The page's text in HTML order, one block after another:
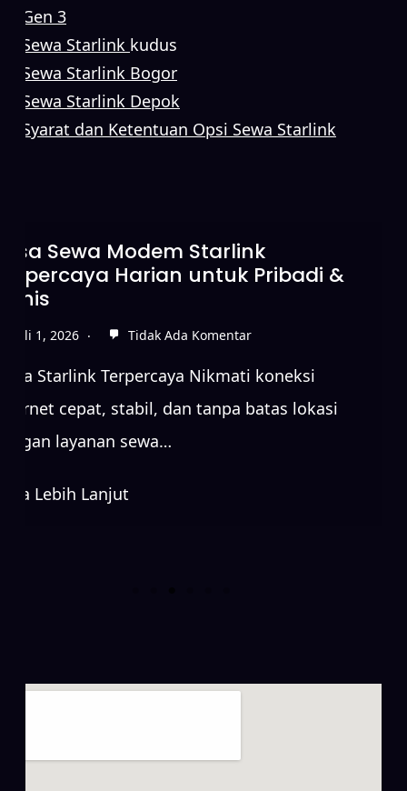
Gen 3
Sewa Starlink kudus
Sewa Starlink Bogor
Sewa Starlink Depok
Syarat dan Ketentuan Opsi Sewa Starlink
Sewa Modem Starlink
Harian untuk Pribadi &
Juli 1, 2026 Tidak Ada Komentar
Starlink Terpercaya Nikmati koneksi
cepat, stabil, dan tanpa batas lokasi
layanan sewa…
Lebih Lanjut